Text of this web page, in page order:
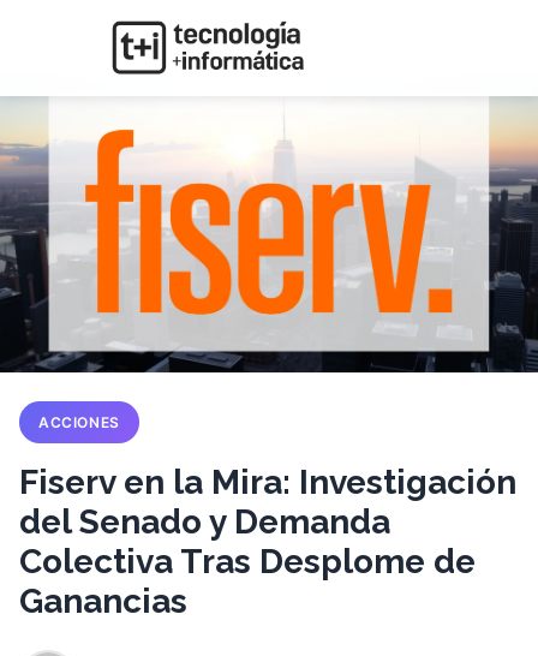
ACCIONES
Fiserv en la Mira: Investigación
del Senado y Demanda
Colectiva Tras Desplome de
Ganancias